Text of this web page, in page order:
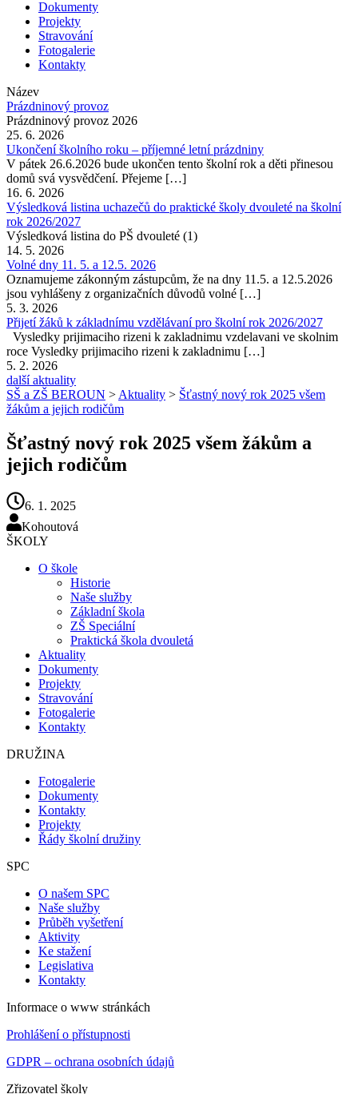
Dokumenty
Projekty
Stravování
Fotogalerie
Kontakty
Název
Prázdninový provoz
Prázdninový provoz 2026
25. 6. 2026
Ukončení školního roku – příjemné letní prázdniny
V pátek 26.6.2026 bude ukončen tento školní rok a děti přinesou
domů svá vysvědčení. Přejeme […]
16. 6. 2026
Výsledková listina uchazečů do praktické školy dvouleté na školní
rok 2026/2027
Výsledková listina do PŠ dvouleté (1)
14. 5. 2026
Volné dny 11. 5. a 12.5. 2026
Oznamujeme zákonným zástupcům, že na dny 11.5. a 12.5.2026
jsou vyhlášeny z organizačních důvodů volné […]
5. 3. 2026
Přijetí žáků k základnímu vzdělávaní pro školní rok 2026/2027
Vysledky prijimaciho rizeni k zakladnimu vzdelavani ve skolnim
roce Vysledky prijimaciho rizeni k zakladnimu […]
5. 2. 2026
další aktuality
SŠ a ZŠ BEROUN > Aktuality > Šťastný nový rok 2025 všem
žákům a jejich rodičům
Šťastný nový rok 2025 všem žákům a
jejich rodičům
6. 1. 2025
Kohoutová
ŠKOLY
O škole
Historie
Naše služby
Základní škola
ZŠ Speciální
Praktická škola dvouletá
Aktuality
Dokumenty
Projekty
Stravování
Fotogalerie
Kontakty
DRUŽINA
Fotogalerie
Dokumenty
Kontakty
Projekty
Řády školní družiny
SPC
O našem SPC
Naše služby
Průběh vyšetření
Aktivity
Ke stažení
Legislativa
Kontakty
Informace o www stránkách
Prohlášení o přístupnosti
GDPR – ochrana osobních údajů
Zřizovatel školy